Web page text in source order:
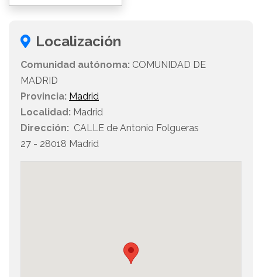
Localización
Comunidad autónoma: COMUNIDAD DE
MADRID
Provincia: Madrid
Localidad: Madrid
Dirección: CALLE de Antonio Folgueras
27 - 28018 Madrid